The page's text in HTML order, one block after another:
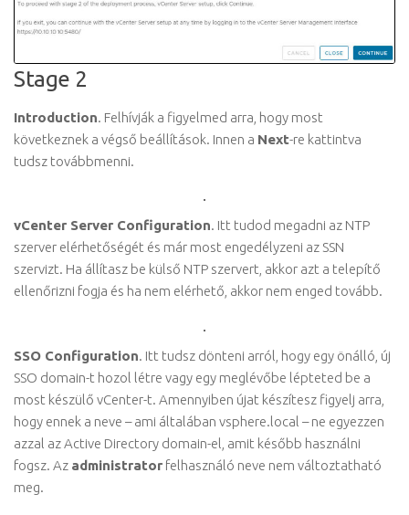
Stage 2
Introduction. Felhívják a figyelmed arra, hogy most
következnek a végső beállítások. Innen a Next-re kattintva
tudsz továbbmenni.
vCenter Server Configuration. Itt tudod megadni az NTP
szerver elérhetőségét és már most engedélyzeni az SSN
szervizt. Ha állítasz be külső NTP szervert, akkor azt a telepítő
ellenőrizni fogja és ha nem elérhető, akkor nem enged tovább.
SSO Configuration. Itt tudsz dönteni arról, hogy egy önálló, új
SSO domain-t hozol létre vagy egy meglévőbe lépteted be a
most készülő vCenter-t. Amennyiben újat készítesz figyelj arra,
hogy ennek a neve – ami általában vsphere.local – ne egyezzen
azzal az Active Directory domain-el, amit később használni
fogsz. Az administrator felhasználó neve nem változtatható
meg.